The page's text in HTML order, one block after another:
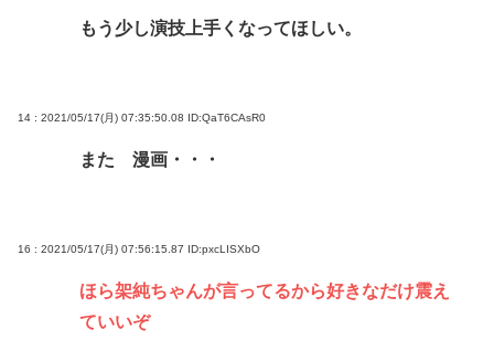
もう少し演技上手くなってほしい。
14 : 2021/05/17(月) 07:35:50.08 ID:QaT6CAsR0
また 漫画・・・
16 : 2021/05/17(月) 07:56:15.87 ID:pxcLISXbO
ほら架純ちゃんが言ってるから好きなだけ震え
ていいぞ